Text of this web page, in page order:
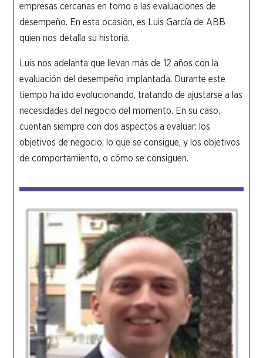
empresas cercanas en torno a las evaluaciones de
desempeño. En esta ocasión, es Luis García de ABB
quien nos detalla su historia.
Luis nos adelanta que llevan más de 12 años con la
evaluación del desempeño implantada. Durante este
tiempo ha ido evolucionando, tratando de ajustarse a las
necesidades del negocio del momento. En su caso,
cuentan siempre con dos aspectos a evaluar: los
objetivos de negocio, lo que se consigue, y los objetivos
de comportamiento, o cómo se consiguen.